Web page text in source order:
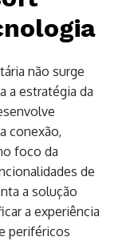
não surge
a estratégia da
conexão,
foco da
de
a solução
a experiência
periféricos